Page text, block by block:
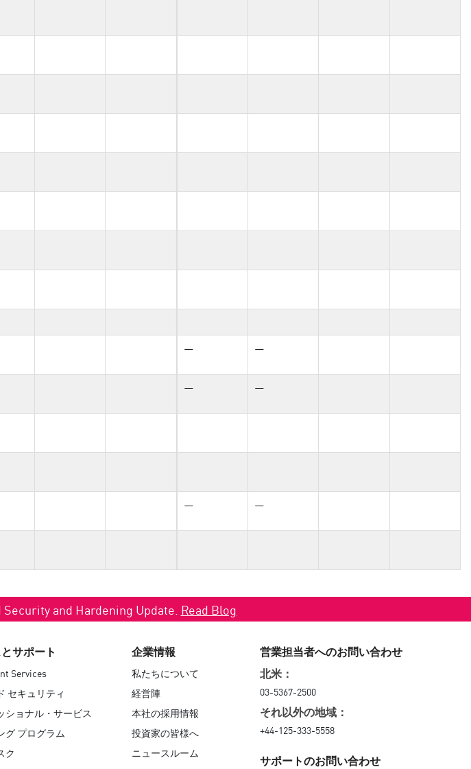
— —
— —
— —
and Hardening Update. Read Blog
サポート
Services
セキュリティ
ショナル・サービス
グ プログラム
ク
企業情報
私たちについて
経営陣
本社の採用情報
投資家の皆様へ
ニュースルーム
営業担当者へのお問い合わせ
北米：
03-5367-2500
それ以外の地域：
+44-125-333-5558
サポートのお問い合わせ